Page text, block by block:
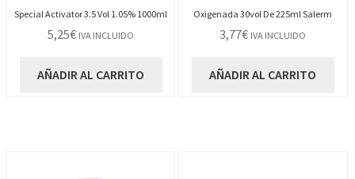
Special Activator 3.5 Vol 1.05% 1000ml
5,25€ IVA INCLUIDO
AÑADIR AL CARRITO
Oxigenada 30vol De 225ml Salerm
3,77€ IVA INCLUIDO
AÑADIR AL CARRITO